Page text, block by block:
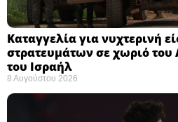
Καταγγελία για νυχτερινή
στρατευμάτων σε χωριό
του Ισραήλ
8 Αυγούστου 2026